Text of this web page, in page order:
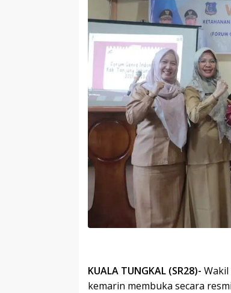
KUALA TUNGKAL (SR28)-
kemarin membuka secara